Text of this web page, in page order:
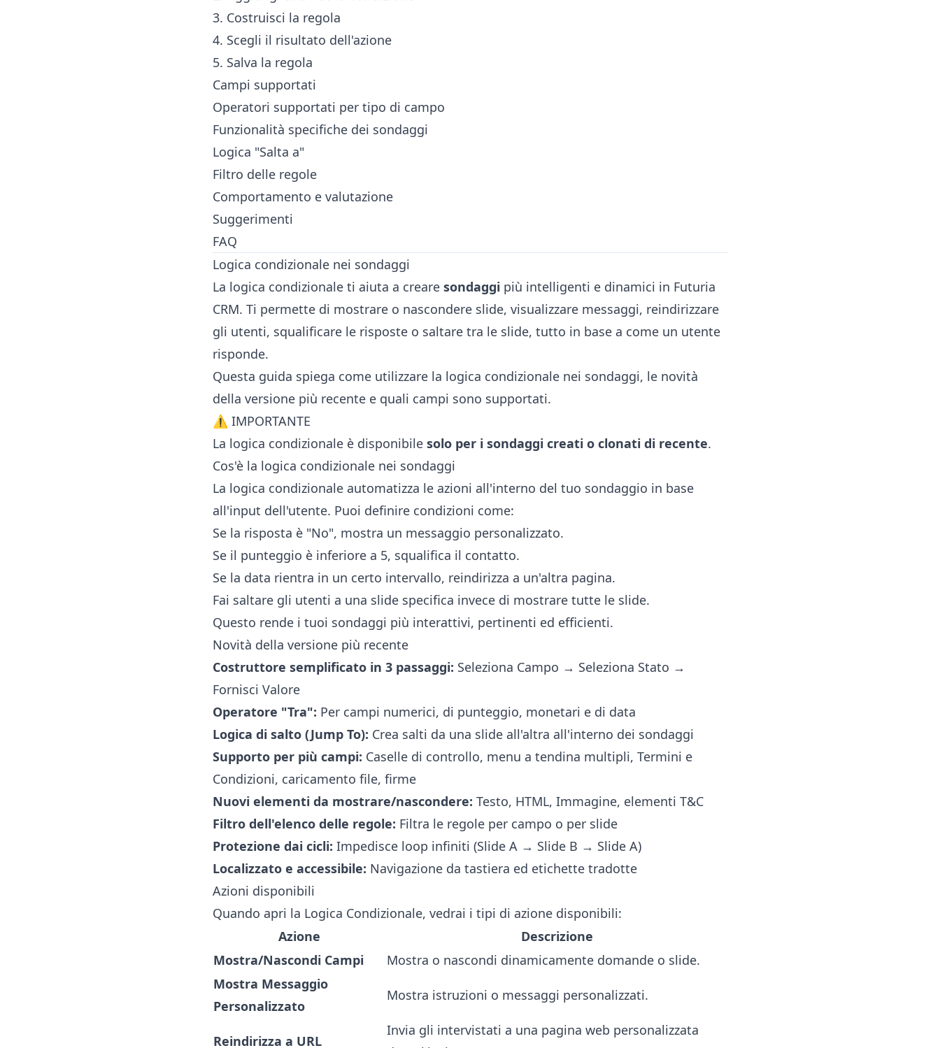
3. Costruisci la regola
4. Scegli il risultato dell'azione
5. Salva la regola
Campi supportati
Operatori supportati per tipo di campo
Funzionalità specifiche dei sondaggi
Logica "Salta a"
Filtro delle regole
Comportamento e valutazione
Suggerimenti
FAQ
Logica condizionale nei sondaggi
La logica condizionale ti aiuta a creare sondaggi più intelligenti e dinamici in Futuria
CRM. Ti permette di mostrare o nascondere slide, visualizzare messaggi, reindirizzare
gli utenti, squalificare le risposte o saltare tra le slide, tutto in base a come un utente
risponde.
Questa guida spiega come utilizzare la logica condizionale nei sondaggi, le novità
della versione più recente e quali campi sono supportati.
⚠️ IMPORTANTE
La logica condizionale è disponibile solo per i sondaggi creati o clonati di recente.
Cos'è la logica condizionale nei sondaggi
La logica condizionale automatizza le azioni all'interno del tuo sondaggio in base
all'input dell'utente. Puoi definire condizioni come:
Se la risposta è "No", mostra un messaggio personalizzato.
Se il punteggio è inferiore a 5, squalifica il contatto.
Se la data rientra in un certo intervallo, reindirizza a un'altra pagina.
Fai saltare gli utenti a una slide specifica invece di mostrare tutte le slide.
Questo rende i tuoi sondaggi più interattivi, pertinenti ed efficienti.
Novità della versione più recente
Costruttore semplificato in 3 passaggi: Seleziona Campo → Seleziona Stato →
Fornisci Valore
Operatore "Tra": Per campi numerici, di punteggio, monetari e di data
Logica di salto (Jump To): Crea salti da una slide all'altra all'interno dei sondaggi
Supporto per più campi: Caselle di controllo, menu a tendina multipli, Termini e
Condizioni, caricamento file, firme
Nuovi elementi da mostrare/nascondere: Testo, HTML, Immagine, elementi T&C
Filtro dell'elenco delle regole: Filtra le regole per campo o per slide
Protezione dai cicli: Impedisce loop infiniti (Slide A → Slide B → Slide A)
Localizzato e accessibile: Navigazione da tastiera ed etichette tradotte
Azioni disponibili
Quando apri la Logica Condizionale, vedrai i tipi di azione disponibili:
Azione
Descrizione
Mostra/Nascondi Campi
Mostra o nascondi dinamicamente domande o slide.
Mostra Messaggio
Personalizzato
Mostra istruzioni o messaggi personalizzati.
Reindirizza a URL
Invia gli intervistati a una pagina web personalizzata